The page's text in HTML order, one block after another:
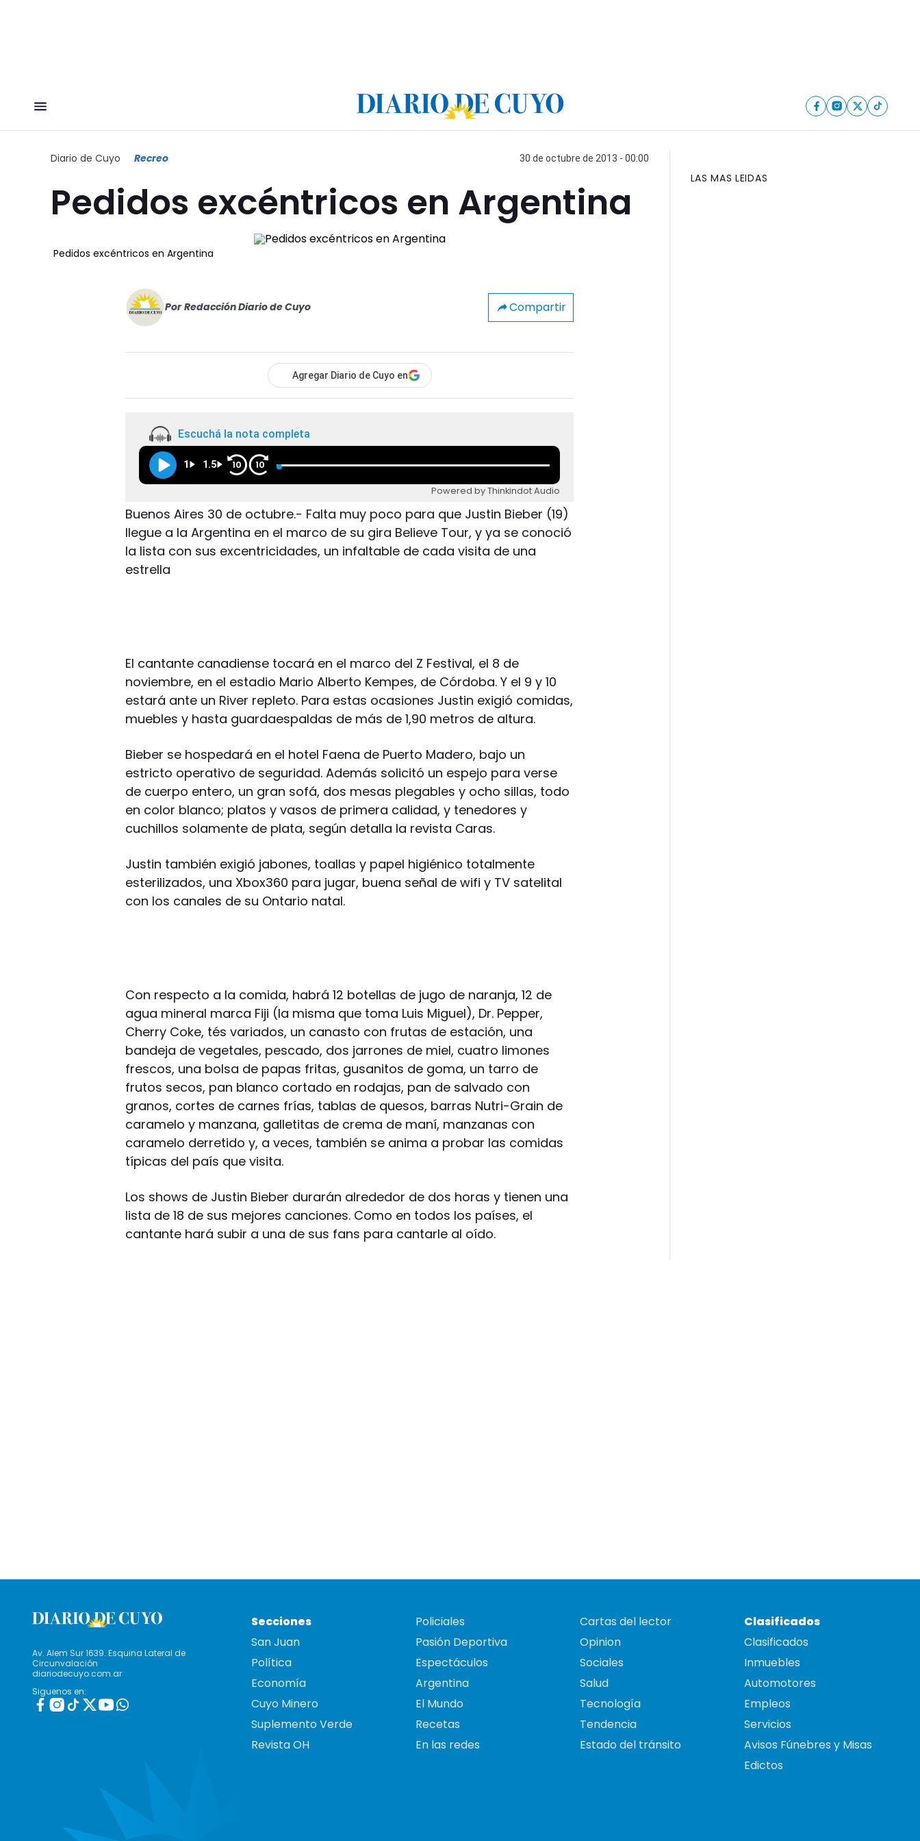
Diario de Cuyo Recreo 30 de octubre de 2013 - 00:00
Pedidos excéntricos en Argentina
Pedidos excéntricos en Argentina
Por Redacción Diario de Cuyo Compartir
Agregar Diario de Cuyo en
Escuchá la nota completa
1 1.5 10 10
Powered by Thinkindot Audio
Buenos Aires 30 de octubre.- Falta muy poco para que Justin Bieber (19)
llegue a la Argentina en el marco de su gira Believe Tour, y ya se conoció
la lista con sus excentricidades, un infaltable de cada visita de una
estrella
El cantante canadiense tocará en el marco del Z Festival, el 8 de
noviembre, en el estadio Mario Alberto Kempes, de Córdoba. Y el 9 y 10
estará ante un River repleto. Para estas ocasiones Justin exigió comidas,
muebles y hasta guardaespaldas de más de 1,90 metros de altura.
Bieber se hospedará en el hotel Faena de Puerto Madero, bajo un
estricto operativo de seguridad. Además solicitó un espejo para verse
de cuerpo entero, un gran sofá, dos mesas plegables y ocho sillas, todo
en color blanco; platos y vasos de primera calidad, y tenedores y
cuchillos solamente de plata, según detalla la revista Caras.
Justin también exigió jabones, toallas y papel higiénico totalmente
esterilizados, una Xbox360 para jugar, buena señal de wifi y TV satelital
con los canales de su Ontario natal.
Con respecto a la comida, habrá 12 botellas de jugo de naranja, 12 de
agua mineral marca Fiji (la misma que toma Luis Miguel), Dr. Pepper,
Cherry Coke, tés variados, un canasto con frutas de estación, una
bandeja de vegetales, pescado, dos jarrones de miel, cuatro limones
frescos, una bolsa de papas fritas, gusanitos de goma, un tarro de
frutos secos, pan blanco cortado en rodajas, pan de salvado con
granos, cortes de carnes frías, tablas de quesos, barras Nutri-Grain de
caramelo y manzana, galletitas de crema de maní, manzanas con
caramelo derretido y, a veces, también se anima a probar las comidas
típicas del país que visita.
Los shows de Justin Bieber durarán alrededor de dos horas y tienen una
lista de 18 de sus mejores canciones. Como en todos los países, el
cantante hará subir a una de sus fans para cantarle al oído.
LAS MAS LEIDAS
Av. Alem Sur 1639. Esquina Lateral de
Circunvalación
diariodecuyo.com.ar
Siguenos en:
Secciones
San Juan
Política
Economía
Cuyo Minero
Suplemento Verde
Revista OH
Policiales
Pasión Deportiva
Espectáculos
Argentina
El Mundo
Recetas
En las redes
Cartas del lector
Opinion
Sociales
Salud
Tecnología
Tendencia
Estado del tránsito
Clasificados
Clasificados
Inmuebles
Automotores
Empleos
Servicios
Avisos Fúnebres y Misas
Edictos